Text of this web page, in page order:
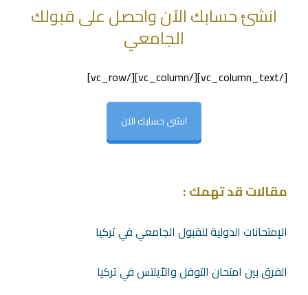
انشئ حسابك الآن واحصل على قبولك
الجامعي
[/vc_column_text][/vc_column][/vc_row]
انشى حسابك الآن
مقالات قد تهمك :
الإمتحانات الدولية للقبول الجامعي في تركيا
الفرق بين امتحان التوفل والاّيلتس في تركيا